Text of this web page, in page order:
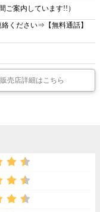
ご案内しています!!）
ください⇒【無料通話】
販売店詳細はこちら